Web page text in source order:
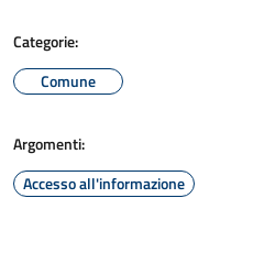
Categorie:
Comune
Argomenti:
Accesso all'informazione